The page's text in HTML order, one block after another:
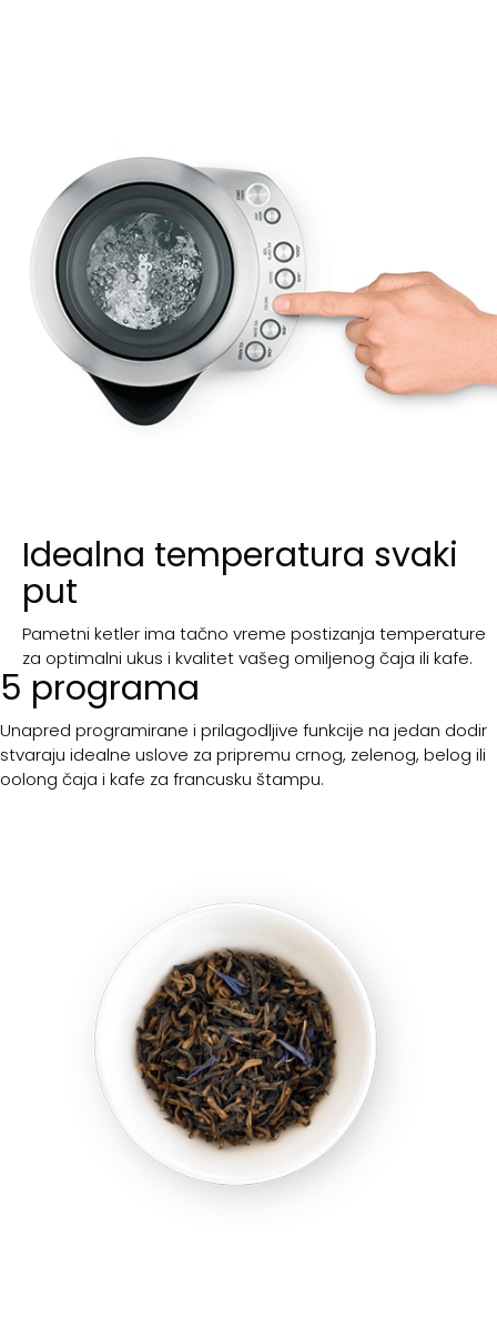
Idealna temperatura svaki
put
Pametni ketler ima tačno vreme postizanja temperature
za optimalni ukus i kvalitet vašeg omiljenog čaja ili kafe.
5 programa
Unapred programirane i prilagodljive funkcije na jedan dodir
stvaraju idealne uslove za pripremu crnog, zelenog, belog ili
oolong čaja i kafe za francusku štampu.